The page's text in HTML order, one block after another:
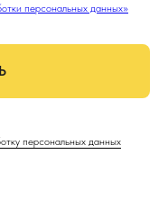
персональных данных»
персональных данных